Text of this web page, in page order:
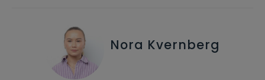
Nora Kvernberg